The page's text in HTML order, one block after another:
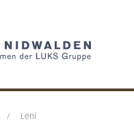
/ Leni